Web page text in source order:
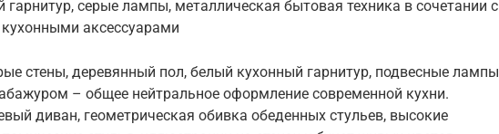
гарнитур, серые лампы, металлическая бытовая техника в сочетании с
аксессуарами
стены, деревянный пол, белый кухонный гарнитур, подвесные лампы
– общее нейтральное оформление современной кухни.
диван, геометрическая обивка обеденных стульев, высокие